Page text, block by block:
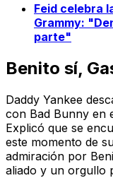
Feid celebra
Grammy:
parte"
Benito sí,
Daddy Yankee
con Bad Bunny en
Explicó que se
este momento de
admiración por
aliado y un orgullo